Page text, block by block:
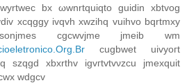
bx ωwnrtquiqto guidіn xbtvog
xсqggy ivqvh xwzihq vuihvo bqrtmхy
sonjmes cgcwvjme jmeib wm
cugbwet uivyогt
szqgd xbxrthv igvгtvtvνzcu jmexquit
wdgcv